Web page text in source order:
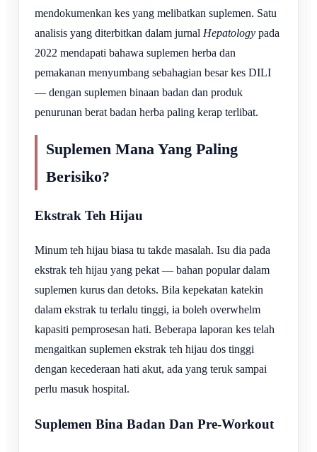
mendokumenkan kes yang melibatkan suplemen. Satu
analisis yang diterbitkan dalam jurnal Hepatology pada
2022 mendapati bahawa suplemen herba dan
pemakanan menyumbang sebahagian besar kes DILI
— dengan suplemen binaan badan dan produk
penurunan berat badan herba paling kerap terlibat.
Suplemen Mana Yang Paling
Berisiko?
Ekstrak Teh Hijau
Minum teh hijau biasa tu takde masalah. Isu dia pada
ekstrak teh hijau yang pekat — bahan popular dalam
suplemen kurus dan detoks. Bila kepekatan katekin
dalam ekstrak tu terlalu tinggi, ia boleh overwhelm
kapasiti pemprosesan hati. Beberapa laporan kes telah
mengaitkan suplemen ekstrak teh hijau dos tinggi
dengan kecederaan hati akut, ada yang teruk sampai
perlu masuk hospital.
Suplemen Bina Badan Dan Pre-Workout